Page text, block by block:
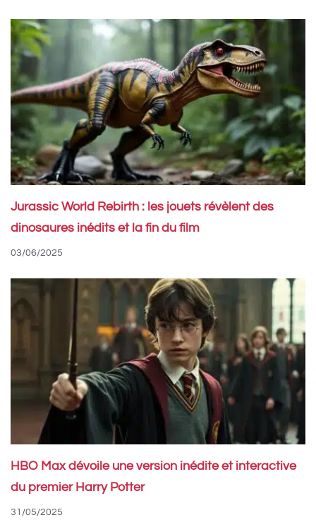
Jurassic World Rebirth : les jouets révèlent des
dinosaures inédits et la fin du film
03/06/2025
HBO Max dévoile une version inédite et interactive
du premier Harry Potter
31/05/2025